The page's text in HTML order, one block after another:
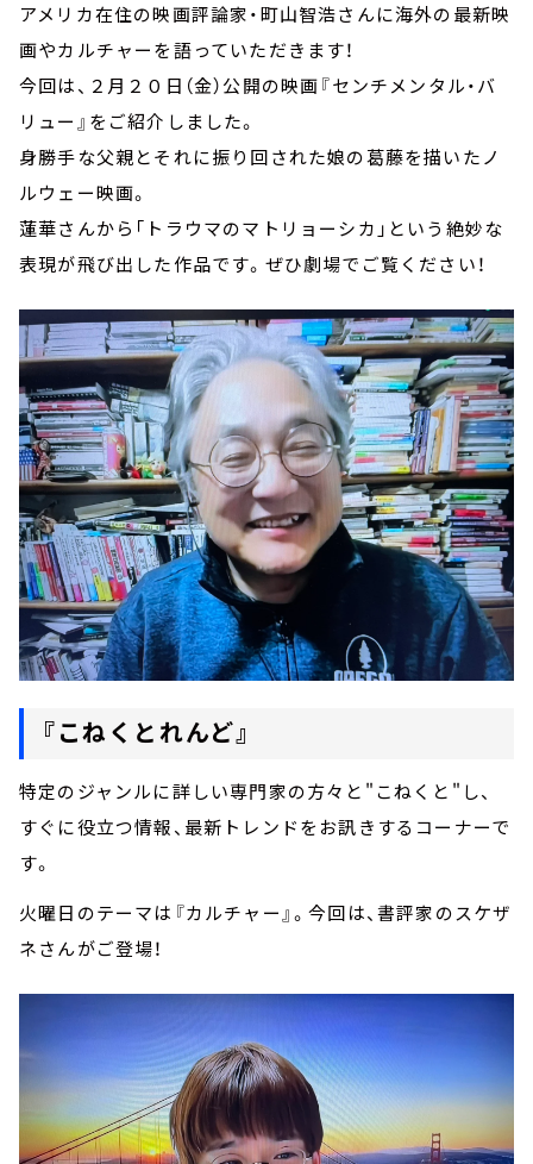
アメリカ在住の映画評論家・町山智浩さんに海外の最新映
画やカルチャーを語っていただきます！
今回は、２月２０日（金）公開の映画『センチメンタル・バ
リュー』をご紹介しました。
身勝手な父親とそれに振り回された娘の葛藤を描いたノ
ルウェー映画。
蓮華さんから「トラウマのマトリョーシカ」という絶妙な
表現が飛び出した作品です。ぜひ劇場でご覧ください！
『こねくとれんど』
特定のジャンルに詳しい専門家の方々と"こねくと"し、
すぐに役立つ情報、最新トレンドをお訊きするコーナーで
す。
火曜日のテーマは『カルチャー』。今回は、書評家のスケザ
ネさんがご登場！